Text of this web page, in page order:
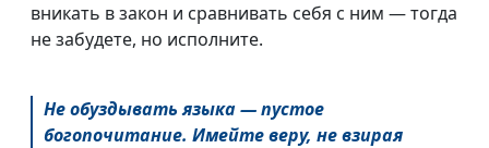
вникать в закон и сравнивать себя с ним — тогда
не забудете, но исполните.
Не обуздывать языка — пустое
богопочитание. Имейте веру, не взирая